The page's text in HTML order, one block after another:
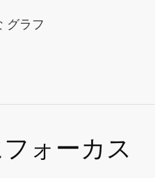
グラフ
ォーカス